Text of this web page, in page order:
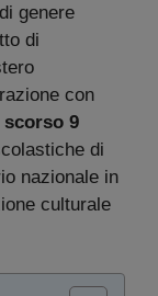
genere
di
con
9
di
nazionale in
culturale